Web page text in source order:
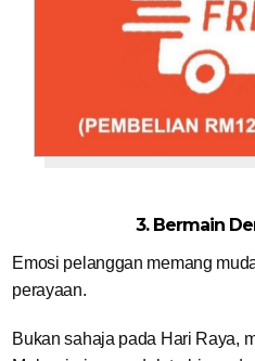
3. Bermain
Emosi pelanggan memang
perayaan.
Bukan sahaja pada Hari Raya,